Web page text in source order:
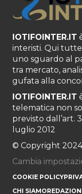
IOTIFOINTER.IT
interisti. Qui
uno sguardo al
tra mercato,
gufata alla
IOTIFOINTER.IT
telematica non
previsto dall’art.
luglio 2012
© Copyright
Cambia
COOKIE POLICY
CHI SIAMO